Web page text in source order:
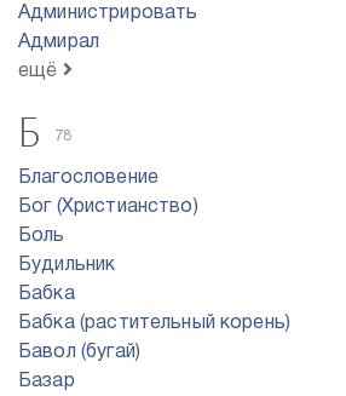
Администрировать
Адмирал
ещё
Б 78
Благословение
Бог (Христианство)
Боль
Будильник
Бабка
Бабка (растительный корень)
Бавол (бугай)
Базар